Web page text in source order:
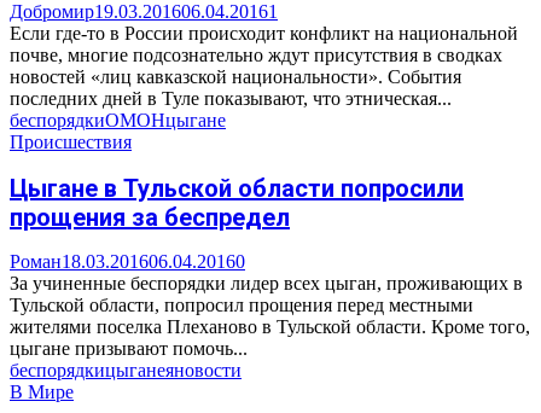
Добромир19.03.201606.04.20161
Если где-то в России происходит конфликт на национальной
почве, многие подсознательно ждут присутствия в сводках
новостей «лиц кавказской национальности». События
последних дней в Туле показывают, что этническая...
беспорядкиОМОНцыгане
Происшествия
Цыгане в Тульской области попросили
прощения за беспредел
Роман18.03.201606.04.20160
За учиненные беспорядки лидер всех цыган, проживающих в
Тульской области, попросил прощения перед местными
жителями поселка Плеханово в Тульской области. Кроме того,
цыгане призывают помочь...
беспорядкицыганеяновости
В Мире